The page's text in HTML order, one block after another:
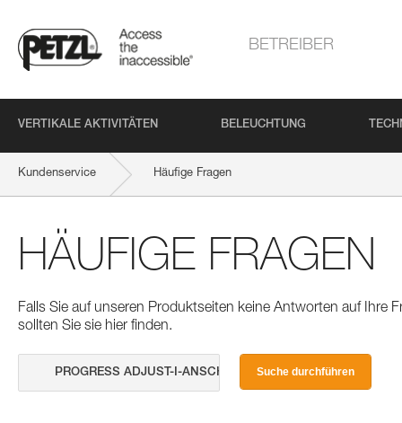
BETREIBER
VERTIKALE AKTIVITÄTEN BELEUCHTUNG
Kundenservice Häufige Fragen
HÄUFIGE FRAGEN
Falls Sie auf unseren Produktseiten keine Antworten auf Ihre
sollten Sie sie hier finden.
Suche durchführen